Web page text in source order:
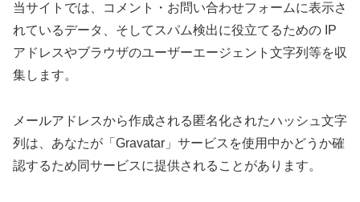
当サイトでは、コメント・お問い合わせフォームに表示さ
れているデータ、そしてスパム検出に役立てるための IP
アドレスやブラウザのユーザーエージェント文字列等を収
集します。
メールアドレスから作成される匿名化されたハッシュ文字
列は、あなたが「Gravatar」サービスを使用中かどうか確
認するため同サービスに提供されることがあります。